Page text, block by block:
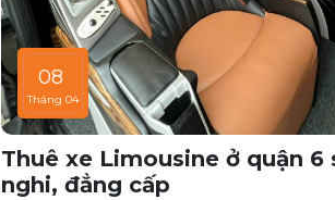
08
Tháng 04
Thuê xe Limousine ở quận
nghi, đẳng cấp